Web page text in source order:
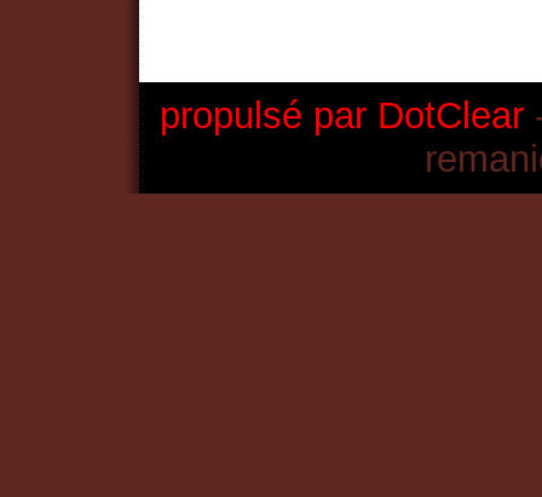
propulsé par DotClear